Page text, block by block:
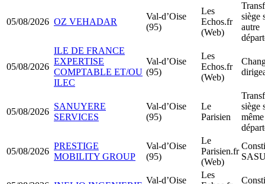
05/08/2026 OZ VEHADAR
Val-d’Oise
(95)
Les
Echos.fr
(Web)
siège
autre
05/08/2026
ILE DE FRANCE
EXPERTISE
COMPTABLE ET/OU
ILEC
Val-d’Oise
(95)
Les
Echos.fr
(Web)
05/08/2026
SANUYERE
SERVICES
Val-d’Oise
(95)
Le
Parisien
siège
même
05/08/2026
PRESTIGE
MOBILITY GROUP
Val-d’Oise
(95)
Le
Parisien.fr
(Web)
Val-d’Oise
Les